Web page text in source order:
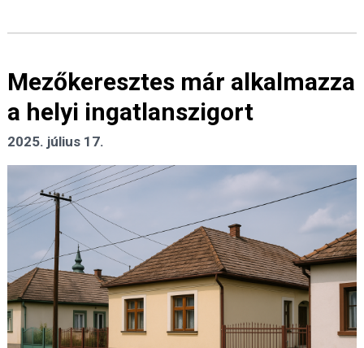
Mezőkeresztes már alkalmazza
a helyi ingatlanszigort
2025. július 17.